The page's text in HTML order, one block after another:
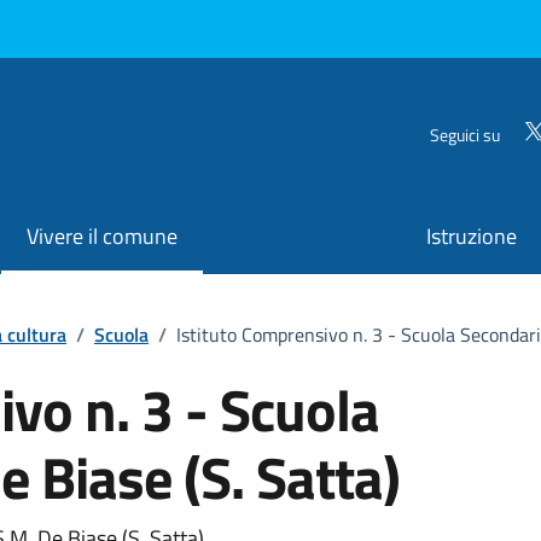
Seguici su
Vivere il comune Istruzione
cultura / Scuola / Istituto Comprensivo n. 3 - Scuola
n. 3 - Scuola
Biase (S. Satta)